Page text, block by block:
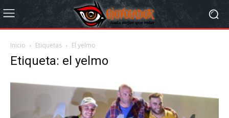
Inicio Etiquetas El yelmo
Etiqueta: el yelmo